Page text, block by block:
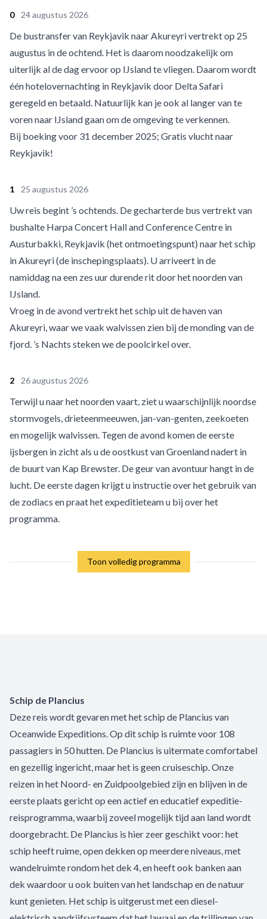
0 24 augustus 2026
De bustransfer van Reykjavik naar Akureyri vertrekt op 25
augustus in de ochtend. Het is daarom noodzakelijk om
uiterlijk al de dag ervoor op IJsland te vliegen. Daarom wordt
één hotelovernachting in Reykjavik door Delta Safari
geregeld en betaald. Natuurlijk kan je ook al langer van te
voren naar IJsland gaan om de omgeving te verkennen.
Bij boeking voor 31 december 2025; Gratis vlucht naar
Reykjavik!
1 25 augustus 2026
Uw reis begint ’s ochtends. De gecharterde bus vertrekt van
bushalte Harpa Concert Hall and Conference Centre in
Austurbakki, Reykjavik (het ontmoetingspunt) naar het schip
in Akureyri (de inschepingsplaats). U arriveert in de
namiddag na een zes uur durende rit door het noorden van
IJsland.
Vroeg in de avond vertrekt het schip uit de haven van
Akureyri, waar we vaak walvissen zien bij de monding van de
fjord. ’s Nachts steken we de poolcirkel over.
2 26 augustus 2026
Terwijl u naar het noorden vaart, ziet u waarschijnlijk noordse
stormvogels, drieteenmeeuwen, jan-van-genten, zeekoeten
en mogelijk walvissen. Tegen de avond komen de eerste
ijsbergen in zicht als u de oostkust van Groenland nadert in
de buurt van Kap Brewster. De geur van avontuur hangt in de
lucht. De eerste dagen krijgt u instructie over het gebruik van
de zodiacs en praat het expeditieteam u bij over het
programma.
Toon volledig programma
Schip de Plancius
Deze reis wordt gevaren met het schip de Plancius van
Oceanwide Expeditions. Op dit schip is ruimte voor 108
passagiers in 50 hutten. De Plancius is uitermate comfortabel
en gezellig ingericht, maar het is geen cruiseschip. Onze
reizen in het Noord- en Zuidpoolgebied zijn en blijven in de
eerste plaats gericht op een actief en educatief expeditie-
reisprogramma, waarbij zoveel mogelijk tijd aan land wordt
doorgebracht. De Plancius is hier zeer geschikt voor: het
schip heeft ruime, open dekken op meerdere niveaus, met
wandelruimte rondom het dek 4, en heeft ook banken aan
dek waardoor u ook buiten van het landschap en de natuur
kunt genieten. Het schip is uitgerust met een diesel-